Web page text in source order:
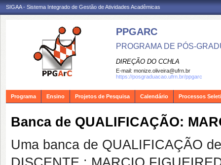
SIGAA - Sistema Integrado de Gestão de Atividades Acadêmicas
PPGARC
PROGRAMA DE PÓS-
DIREÇÃO DO CCHLA
E-mail: monize.oliveira@ufrn.br
https://posgraduacao.ufrn.br/ppgarc
Programa Ensino Projetos de Pesquisa Calendário Processos
Banca de QUALIFICAÇÃO:
Uma banca de QUALIFICAÇÃO